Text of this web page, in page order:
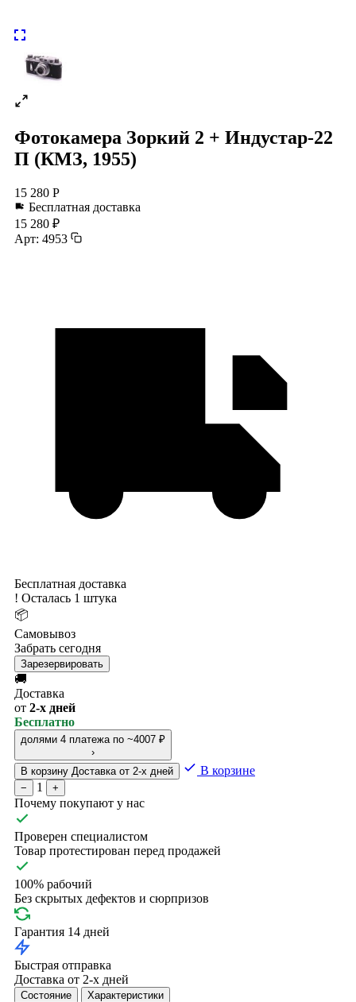
Фотокамера Зоркий 2 + Индустар-22
П (КМЗ, 1955)
15 280 Р
Бесплатная доставка
15 280 ₽
Арт: 4953
Бесплатная доставка
! Осталась 1 штука
📦
Самовывоз
Забрать сегодня
Зарезервировать
🚚
Доставка
от 2-х дней
Бесплатно
долями 4 платежа по ~4007 ₽
›
В корзину Доставка от 2-х дней В корзине
− 1 +
Почему покупают у нас
Проверен специалистом
Товар протестирован перед продажей
100% рабочий
Без скрытых дефектов и сюрпризов
Гарантия 14 дней
Быстрая отправка
Доставка от 2-х дней
Состояние Характеристики